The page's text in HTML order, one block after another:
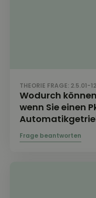
THEORIE FRAGE: 2.5.01-
Wodurch
wenn Sie einen